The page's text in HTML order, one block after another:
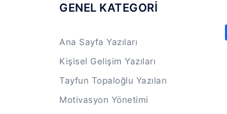
GENEL KATEGORİ
Ana Sayfa Yazıları
Kişisel Gelişim Yazıları
Tayfun Topaloğlu Yazıları
Motivasyon Yönetimi